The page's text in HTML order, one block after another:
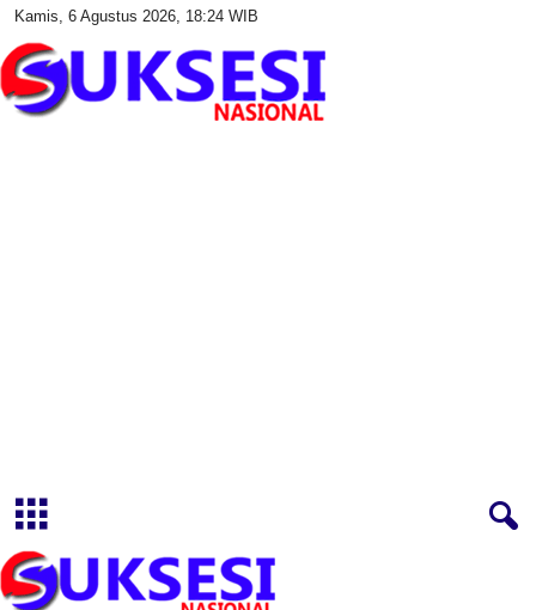
Kamis, 6 Agustus 2026, 18:24 WIB